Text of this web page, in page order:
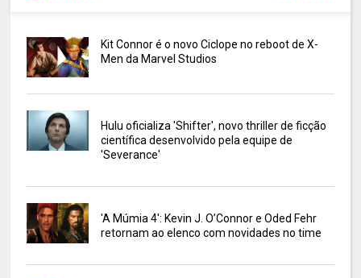
Kit Connor é o novo Ciclope no reboot de X-
Men da Marvel Studios
Hulu oficializa 'Shifter', novo thriller de ficção
científica desenvolvido pela equipe de
'Severance'
'A Múmia 4': Kevin J. O’Connor e Oded Fehr
retornam ao elenco com novidades no time